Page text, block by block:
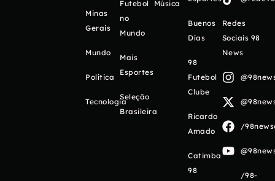
Minas
Gerais
Mundo
Política
Tecnologia
Futebol
no
Mundo
Mais
Esportes
Seleção
Brasileira
Música
Buenos
Días
98
Futebol
Clube
Ricardo
Amado
Catimba
98
Redes
Sociais 98
News
/
/98-